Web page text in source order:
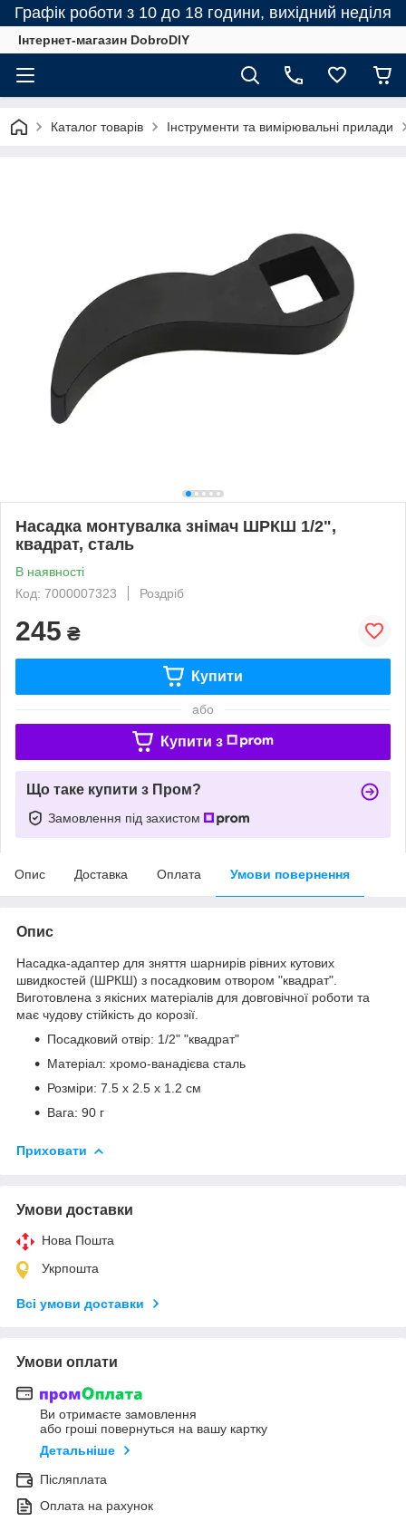
Графік роботи з 10 до 18 години, вихідний неділя
Інтернет-магазин DobroDIY
Каталог товарів Інструменти та вимірювальні прилади
Насадка монтувалка знімач ШРКШ 1/2",
квадрат, сталь
В наявності
Код: 7000007323
Роздріб
245 ₴
Купити
або
Купити з
Що таке купити з Пром?
Замовлення під захистом
Опис Доставка Оплата Умови повернення
Опис
Насадка-адаптер для зняття шарнирів рівних кутових
швидкостей (ШРКШ) з посадковим отвором "квадрат".
Виготовлена з якісних матеріалів для довговічної роботи та
має чудову стійкість до корозії.
Посадковий отвір: 1/2" "квадрат"
Матеріал: хромо-ванадієва сталь
Розміри: 7.5 x 2.5 x 1.2 см
Вага: 90 г
Приховати
Умови доставки
Нова Пошта
Укрпошта
Всі умови доставки
Умови оплати
Ви отримаєте замовлення
або гроші повернуться на вашу картку
Детальніше
Післяплата
Оплата на рахунок